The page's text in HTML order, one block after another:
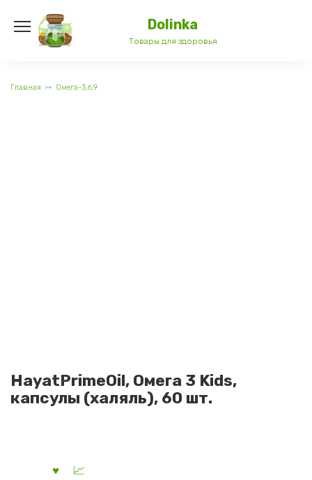
содержанию
Dolinka
Товары для здоровья
Главная Омега-3,6,9
HayatPrimeOil, Омега 3 Kids,
капсулы (халяль), 60 шт.